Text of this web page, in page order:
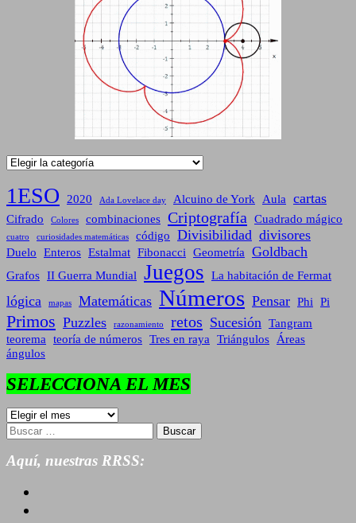
Categorías
1ESO 2020 Ada Lovelace day Alcuino de York Aula cartas
Cifrado Colores combinaciones Criptografía Cuadrado mágico
cuatro curiosidades matemáticas código Divisibilidad divisores
Duelo Enteros Estalmat Fibonacci Geometría Goldbach
Grafos II Guerra Mundial Juegos La habitación de Fermat
lógica mapas Matemáticas Números Pensar Phi Pi
Primos Puzzles razonamiento retos Sucesión Tangram
teorema teoría de números Tres en raya Triángulos Áreas
ángulos
SELECCIONA EL MES
SELECCIONA
EL
MES
Buscar:
Aquí, nuestras RRSS: